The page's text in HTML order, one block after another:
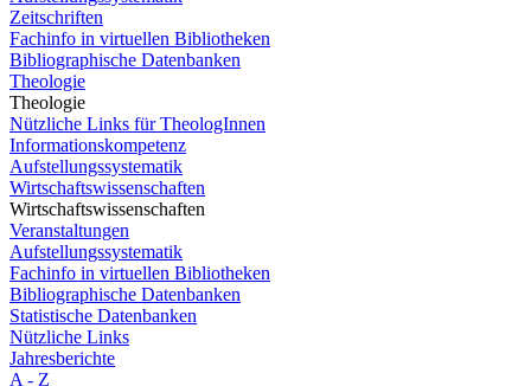
Zeitschriften
Fachinfo in virtuellen Bibliotheken
Bibliographische Datenbanken
Theologie
Theologie
Nützliche Links für TheologInnen
Informationskompetenz
Aufstellungssystematik
Wirtschaftswissenschaften
Wirtschaftswissenschaften
Veranstaltungen
Aufstellungssystematik
Fachinfo in virtuellen Bibliotheken
Bibliographische Datenbanken
Statistische Datenbanken
Nützliche Links
Jahresberichte
A - Z